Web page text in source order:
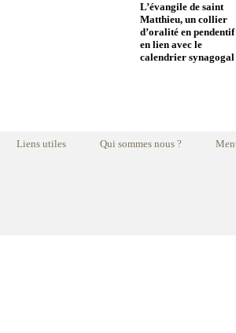
L’évangile de saint
Matthieu, un collier
d’oralité en pendentif
en lien avec le
calendrier synagogal
Liens utiles Qui sommes nous ?